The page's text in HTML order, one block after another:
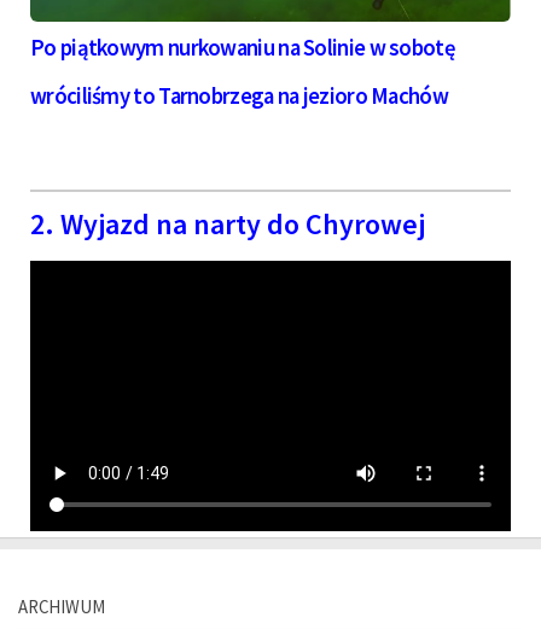
Po piątkowym nurkowaniu na Solinie w sobotę
wróciliśmy to Tarnobrzega na jezioro Machów
2. Wyjazd na narty do Chyrowej
ARCHIWUM